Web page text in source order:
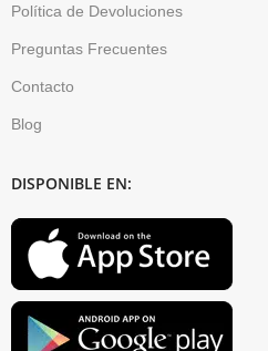
Política de Devoluciones
Preguntas Frecuentes
Contacto
Blog
DISPONIBLE EN: